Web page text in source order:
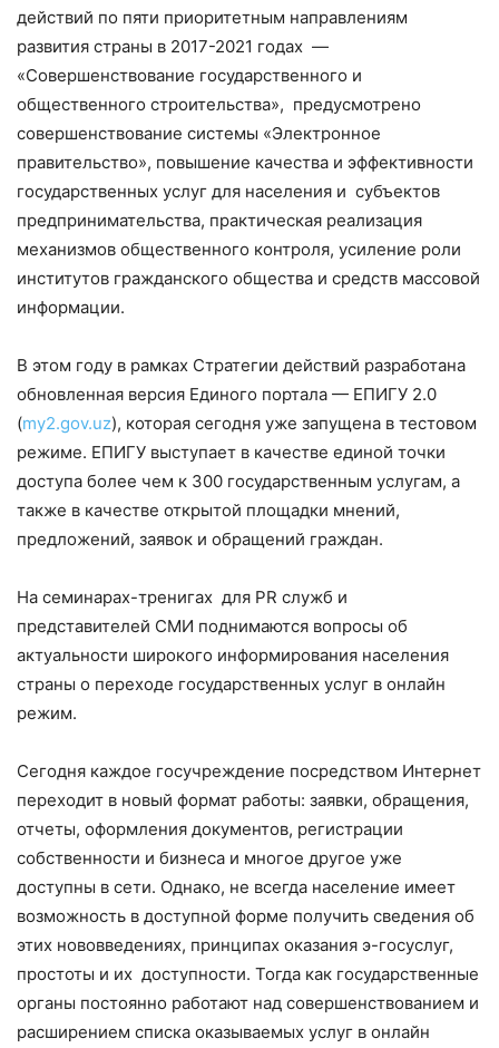
действий по пяти приоритетным направлениям
развития страны в 2017-2021 годах —
«Совершенствование государственного и
общественного строительства», предусмотрено
совершенствование системы «Электронное
правительство», повышение качества и эффективности
государственных услуг для населения и субъектов
предпринимательства, практическая реализация
механизмов общественного контроля, усиление роли
институтов гражданского общества и средств массовой
информации.
В этом году в рамках Стратегии действий разработана
обновленная версия Единого портала — ЕПИГУ 2.0
(my2.gov.uz), которая сегодня уже запущена в тестовом
режиме. ЕПИГУ выступает в качестве единой точки
доступа более чем к 300 государственным услугам, а
также в качестве открытой площадки мнений,
предложений, заявок и обращений граждан.
На семинарах-тренигах для PR служб и
представителей СМИ поднимаются вопросы об
актуальности широкого информирования населения
страны о переходе государственных услуг в онлайн
режим.
Сегодня каждое госучреждение посредством Интернет
переходит в новый формат работы: заявки, обращения,
отчеты, оформления документов, регистрации
собственности и бизнеса и многое другое уже
доступны в сети. Однако, не всегда население имеет
возможность в доступной форме получить сведения об
этих нововведениях, принципах оказания э-госуслуг,
простоты и их доступности. Тогда как государственные
органы постоянно работают над совершенствованием и
расширением списка оказываемых услуг в онлайн